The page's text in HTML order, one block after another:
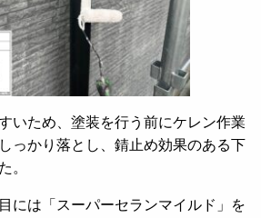
いため、塗装を行う前にケレン作業
っかり落とし、錆止め効果のある下
。
には「スーパーセランマイルド」を